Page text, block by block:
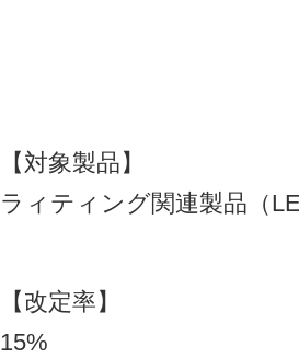
【対象製品】
ラィティング関連製品（
【改定率】
15%